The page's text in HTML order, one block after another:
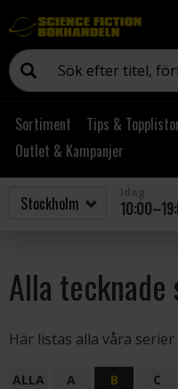
Sortiment Tips &
Outlet & Kampanjer
Alla
Här listas alla våra
ALLA A B C